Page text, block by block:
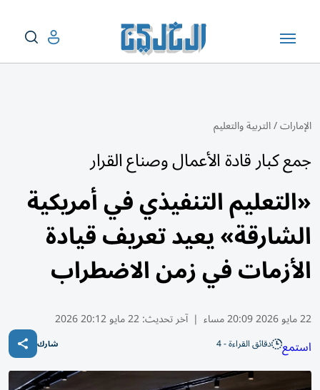
الإمارات/التربية والتعليم
جمع كبار قادة الأعمال وصناع القرار
«التعليم التنفيذي في أمريكية
الشارقة» يعيد تعريف قيادة
الأزمات في زمن الاضطراب
22 مايو 2026 20:09 مساء | آخر تحديث:22 مايو 20:12 2026
استمع دقائق القراءة - 4 شارك